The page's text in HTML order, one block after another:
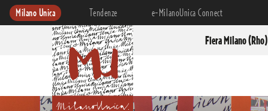
Milano Unica Tendenze e-MilanoUnica Connect
Fiera Milano (Rho)